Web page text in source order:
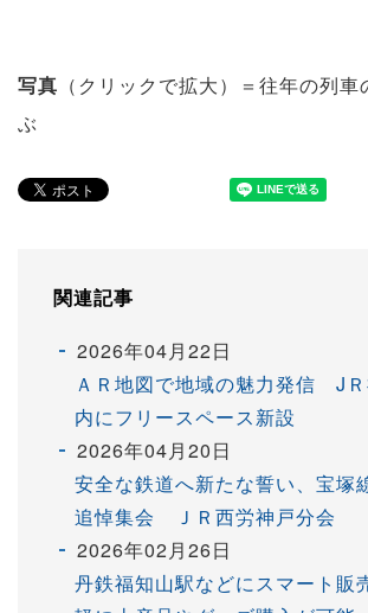
写真 （クリックで拡大）＝往年の列
ぶ
関連記事
2026年04月22日
ＡＲ地図で地域の魅力発信 J
内にフリースペース新設
2026年04月20日
安全な鉄道へ新たな誓い、宝塚
追悼集会 ＪＲ西労神戸分会
2026年02月26日
丹鉄福知山駅などにスマート